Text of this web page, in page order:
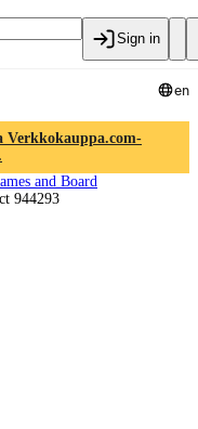
Sign in
en
Verkkokauppa.com-
and Board
944293